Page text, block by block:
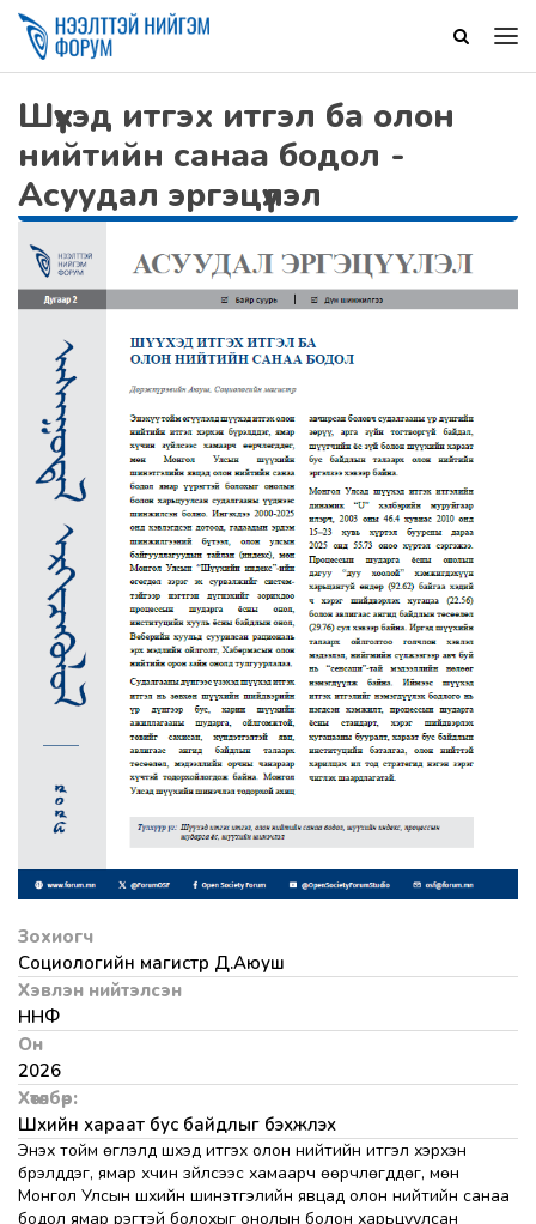
Шүүхэд итгэх итгэл ба олон
нийтийн санаа бодол -
Асуудал эргэцүүлэл
Зохиогч
Социологийн магистр Д.Аюуш
Хэвлэн нийтэлсэн
ННФ
Он
2026
Хөтөлбөр:
Шүүхийн хараат бус байдлыг бэхжүүлэх
Энэхүү тойм өгүүлэлд шүүхэд итгэх олон нийтийн итгэл хэрхэн
бүрэлддэг, ямар хүчин зүйлсээс хамаарч өөрчлөгддөг, мөн
Монгол Улсын шүүхийн шинэтгэлийн явцад олон нийтийн санаа
бодол ямар үүрэгтэй болохыг онолын болон харьцуулсан